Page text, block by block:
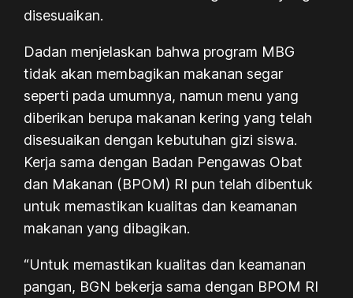
disesuaikan.
Dadan menjelaskan bahwa program MBG
tidak akan membagikan makanan segar
seperti pada umumnya, namun menu yang
diberikan berupa makanan kering yang telah
disesuaikan dengan kebutuhan gizi siswa.
Kerja sama dengan Badan Pengawas Obat
dan Makanan (BPOM) RI pun telah dibentuk
untuk memastikan kualitas dan keamanan
makanan yang dibagikan.
“Untuk memastikan kualitas dan keamanan
pangan, BGN bekerja sama dengan BPOM RI